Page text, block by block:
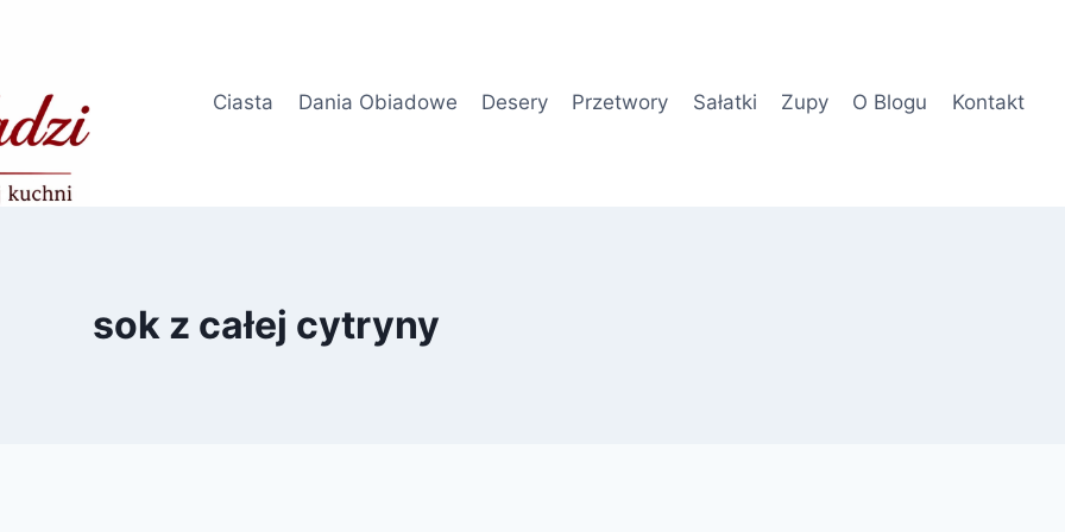
Ciasta
Dania Obiadowe Desery Przetwory Sałatki Zupy O Blogu Kontakt
sok z całej cytryny